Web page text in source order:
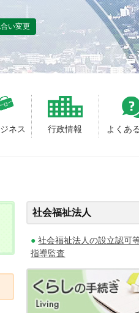
ネス 行政情報 よくあ
い変更
社会福祉法人
社会福祉法人の設立認可
指導監査